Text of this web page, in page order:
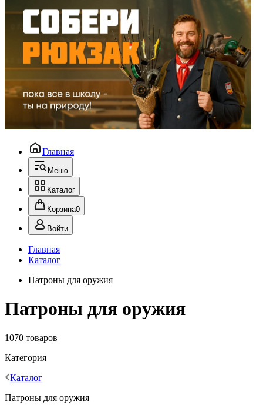
Главная
Меню
Каталог
Корзина0
Войти
Главная
Каталог
Патроны для оружия
Патроны для оружия
1070 товаров
Категория
Каталог
Патроны для оружия